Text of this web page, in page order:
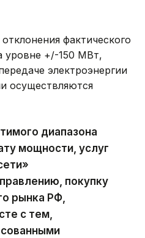
фактического
уровне +/-150 МВт,
электроэнергии
осуществляются
диапазона
мощности, услуг
покупку
рынка РФ,
с тем,